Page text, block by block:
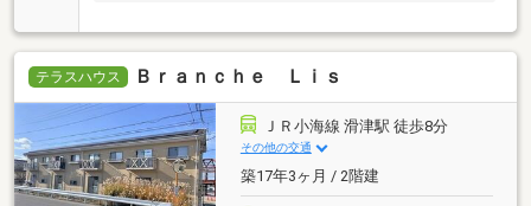
テラスハウス Ｂｒａｎｃｈｅ Ｌｉｓ
ＪＲ小海線 滑津駅 徒歩8分
その他の交通
築17年3ヶ月 / 2階建